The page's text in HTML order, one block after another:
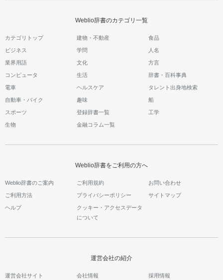
Weblio辞書のカテゴリ一覧
カテゴリトップ 建物・不動産 食品
ビジネス 学問 人名
業界用語 文化 方言
コンピュータ 生活 辞書・百科事典
電車 ヘルスケア タレント出身地検索
自動車・バイク 趣味 船
スポーツ 登録辞書一覧 工学
生物 金融コラム一覧
Weblio辞書をご利用の方へ
Weblio辞書のご案内 ご利用規約 お問い合わせ
ご利用方法 プライバシーポリシー サイトマップ
ヘルプ
クッキー・アクセスデータ
について
運営会社の紹介
運営会社サイト 会社情報 採用情報